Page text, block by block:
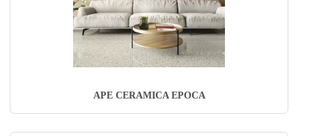
APE CERAMICA EPOCA